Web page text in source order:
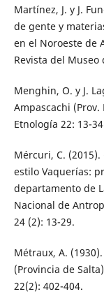
Martínez, J. y J.
de gente y
en el Noroeste de
Revista del Museo
Menghin, O. y J.
Ampascachi
Etnología 22: 13-
Mércuri, C.
estilo Vaquerías:
departamento de
Nacional de
24 (2): 13-29.
Métraux, A.
(Provincia de
22(2): 402-404.